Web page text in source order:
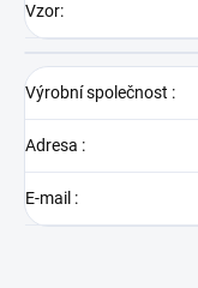
Vzor:
Výrobní společnost :
Adresa :
E-mail :